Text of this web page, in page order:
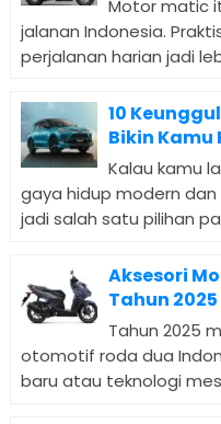
Motor matic
jalanan Indonesia.
perjalanan harian jadi
10
Bikin Kamu
Kalau kamu
gaya hidup modern dan
jadi salah satu pilihan
Aksesori
Tahun 2025
Tahun 2025
otomotif roda dua
baru atau teknologi